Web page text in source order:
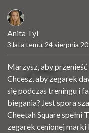
Anita Tyl
3 lata temu, 24 sierpnia
Marzysz, aby
Chcesz, aby zegarek
się podczas treningu i
biegania? Jest spora
Cheetah Square spełni
zegarek cenionej marki